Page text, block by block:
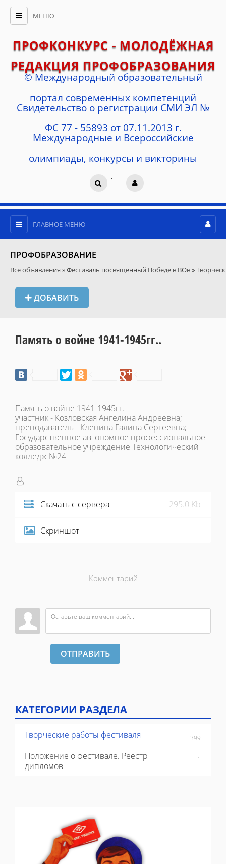
МЕНЮ
ПРОФКОНКУРС - МОЛОДЁЖНАЯ
РЕДАКЦИЯ ПРОФОБРАЗОВАНИЯ
© Международный образовательный
портал современных компетенций
Cвидетельство о регистрации СМИ ЭЛ №
ФС 77 - 55893 от 07.11.2013 г.
Международные и Всероссийские
олимпиады, конкурсы и викторины
ГЛАВНОЕ МЕНЮ
ПРОФОБРАЗОВАНИЕ
Все объявления »Фестиваль посвященный Победе в ВОв»
ДОБАВИТЬ
Память о войне 1941-1945гг..
Память о войне 1941-1945гг.
участник - Козловская Ангелина Андреевна;
преподаватель - Кленина Галина Сергеевна;
Государственное автономное профессиональное
образовательное учреждение Технологический
колледж №24
Скачать с сервера 295.0 Kb
Скриншот
Комментарий
ОТПРАВИТЬ
КАТЕГОРИИ РАЗДЕЛА
Творческие работы фестиваля [399]
Положение о фестивале. Реестр
дипломов
[1]